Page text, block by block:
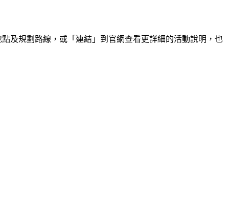
及規劃路線，或「連結」到官網查看更詳細的活動說明，也